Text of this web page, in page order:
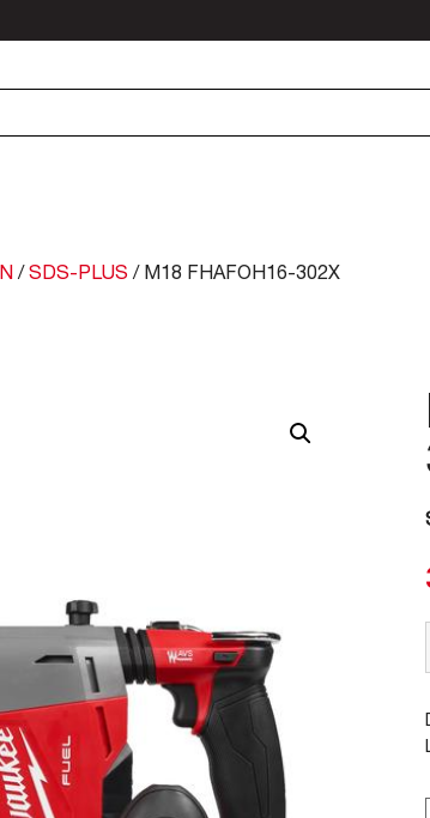
/ SDS-PLUS / M18 FHAFOH16-302X